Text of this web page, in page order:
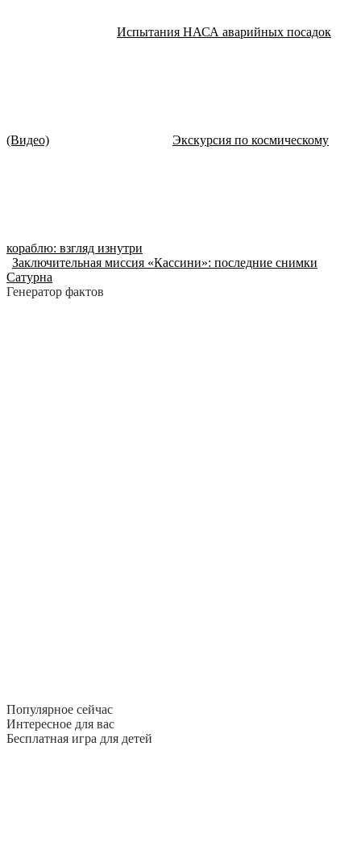
Испытания НАСА аварийных посадок
(Видео) Экскурсия по космическому
кораблю: взгляд изнутри
Заключительная миссия «Кассини»: последние снимки
Сатурна
Генератор фактов
Популярное сейчас
Интересное для вас
Бесплатная игра для детей